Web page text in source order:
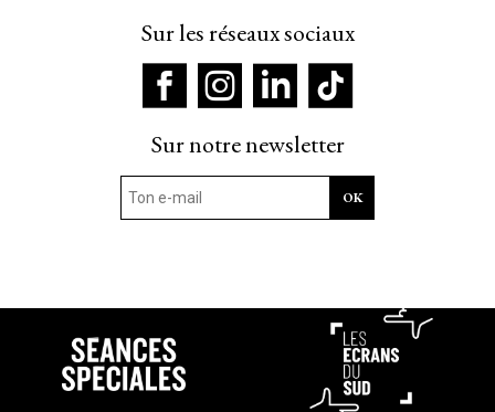
Sur les réseaux sociaux
Sur notre newsletter